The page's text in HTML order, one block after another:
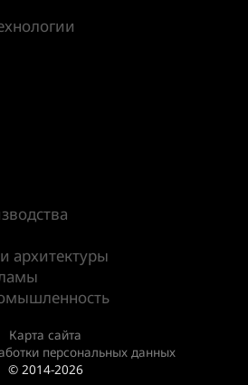
архитектуры
Карта сайта
персональных данных
© 2014-2026